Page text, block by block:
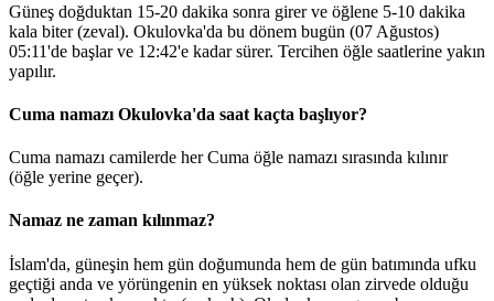
Güneş doğduktan 15-20 dakika sonra girer ve öğlene 5-10 dakika
kala biter (zeval). Okulovka'da bu dönem bugün (07 Ağustos)
05:11'de başlar ve 12:42'e kadar sürer. Tercihen öğle saatlerine yakın
yapılır.
Cuma namazı Okulovka'da saat kaçta başlıyor?
Cuma namazı camilerde her Cuma öğle namazı sırasında kılınır
(öğle yerine geçer).
Namaz ne zaman kılınmaz?
İslam'da, güneşin hem gün doğumunda hem de gün batımında ufku
geçtiği anda ve yörüngenin en yüksek noktası olan zirvede olduğu